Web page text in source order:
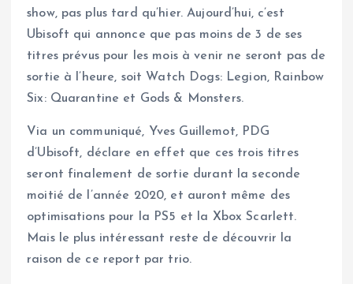
show, pas plus tard qu’hier. Aujourd’hui, c’est
Ubisoft qui annonce que pas moins de 3 de ses
titres prévus pour les mois à venir ne seront pas de
sortie à l’heure, soit Watch Dogs: Legion, Rainbow
Six: Quarantine et Gods & Monsters.
Via un communiqué, Yves Guillemot, PDG
d’Ubisoft, déclare en effet que ces trois titres
seront finalement de sortie durant la seconde
moitié de l’année 2020, et auront même des
optimisations pour la PS5 et la Xbox Scarlett.
Mais le plus intéressant reste de découvrir la
raison de ce report par trio.